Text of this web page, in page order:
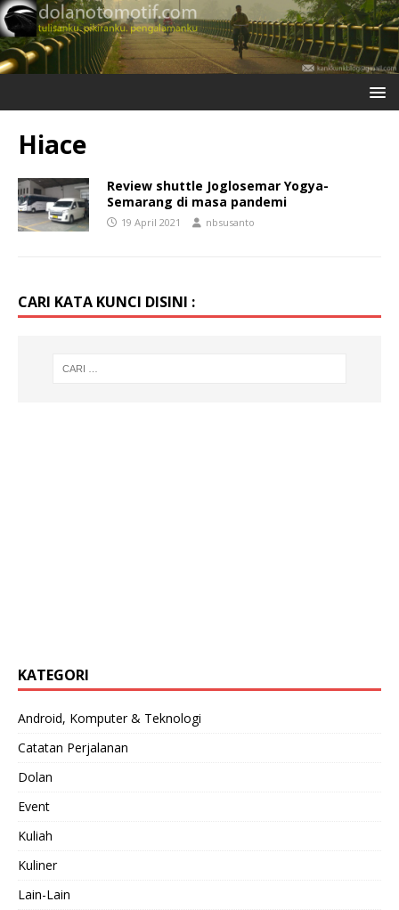
Hiace
Review shuttle Joglosemar Yogya-
Semarang di masa pandemi
19 April 2021 nbsusanto
CARI KATA KUNCI DISINI :
KATEGORI
Android, Komputer & Teknologi
Catatan Perjalanan
Dolan
Event
Kuliah
Kuliner
Lain-Lain